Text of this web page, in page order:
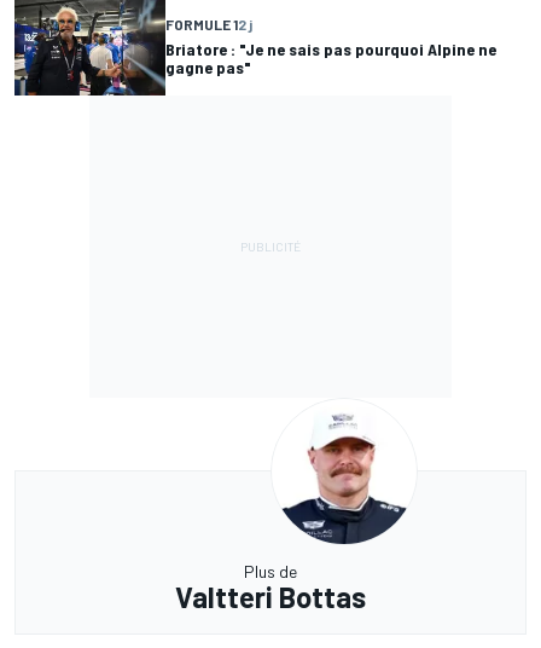
FORMULE 12 j
Briatore : "Je ne sais pas pourquoi Alpine ne
gagne pas"
Plus de
Valtteri Bottas